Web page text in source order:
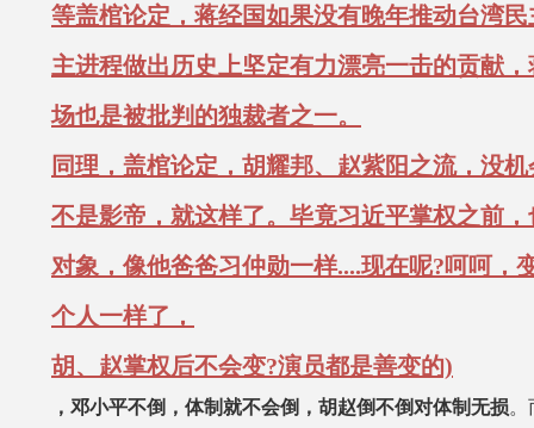
等盖棺论定，蒋经国如果没有晚年推动台湾
主进程做出历史上坚定有力漂亮一击的贡献
场也是被批判的独裁者之一。
同理，盖棺论定，胡耀邦、赵紫阳之流，没
不是影帝，就这样了。毕竟习近平掌权之前
对象，像他爸爸习仲勋一样....现在呢?呵呵，
个人一样了，
胡、赵掌权后不会变?演员都是善变的)
，邓小平不倒，体制就不会倒，胡赵倒不倒对体制无损。